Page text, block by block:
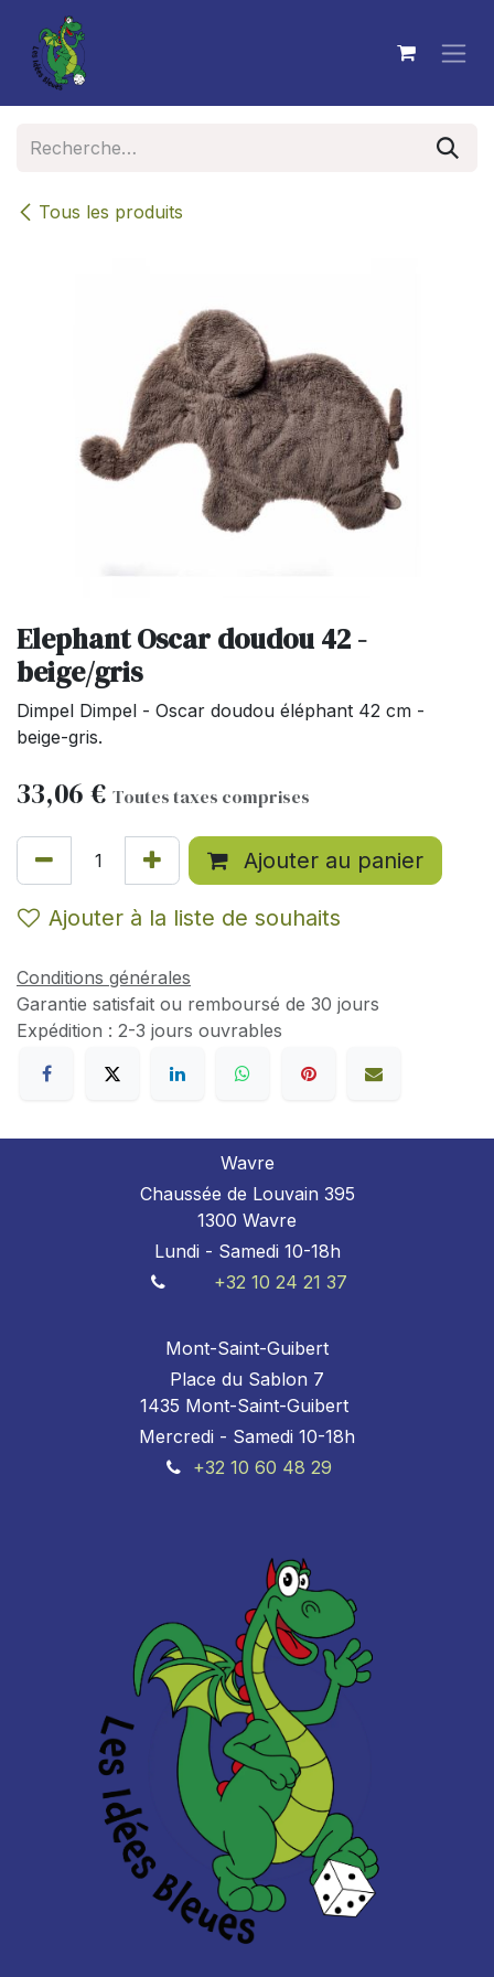
Se rendre au contenu
Tous les produits
Elephant Oscar doudou 42 -
beige/gris
Dimpel Dimpel - Oscar doudou éléphant 42 cm -
beige-gris.
33,06 € Toutes taxes comprises
Ajouter au panier
Ajouter à la liste de souhaits
Conditions générales
Garantie satisfait ou remboursé de 30 jours
Expédition : 2-3 jours ouvrables
Wavre
Chaussée de Louvain 395
1300 Wavre
Lundi - Samedi 10-18h
+32 10 24 21 37
Mont-Saint-Guibert
Place du Sablon 7
1435 Mont-Saint-Guibert
Mercredi - Samedi 10-18h
+32 10 60 48 29